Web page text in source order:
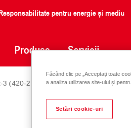
pentru energie și mediu
Produse Servicii
3 (420-2700)
Făcând clic pe „Acceptați toate
a analiza utilizarea site-ului și
Setări cookie-uri